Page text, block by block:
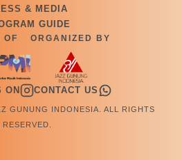
& MEDIA
GUIDE
OF ORGANIZED BY
ON CONTACT US
GUNUNG INDONESIA. ALL RIGHTS
RESERVED.